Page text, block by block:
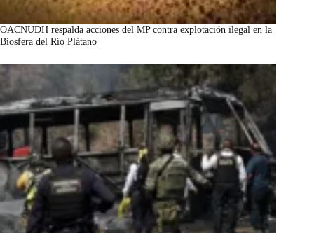
OACNUDH respalda acciones del MP contra explotación ilegal en la
Biosfera del Río Plátano